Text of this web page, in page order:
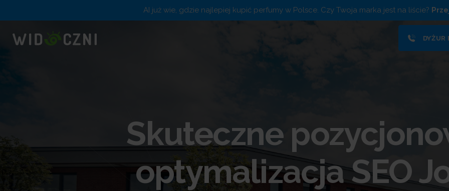
AI już wie, gdzie najlepiej kupić perfumy w Polsce. Czy Twoja marka jest na liście?
DYŻUR
Skuteczne
optymalizacja SEO